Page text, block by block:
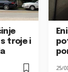
troje i
25/